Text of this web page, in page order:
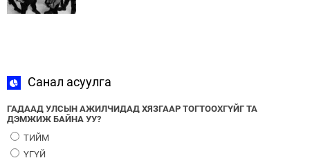
Санал асуулга
ГАДААД УЛСЫН АЖИЛЧИДАД ХЯЗГААР ТОГТООХГҮЙГ ТА
ДЭМЖИЖ БАЙНА УУ?
ТИЙМ
ҮГҮЙ